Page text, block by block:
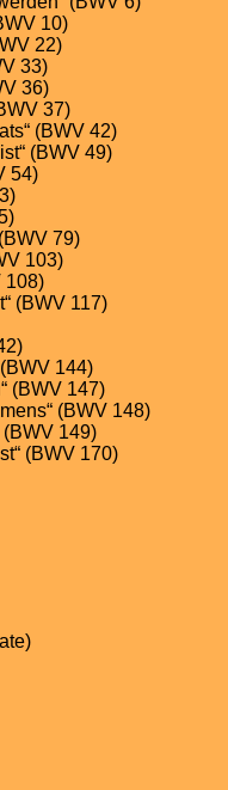
10)
22)
33)
36)
37)
(BWV 42)
(BWV 49)
54)
79)
103)
108)
(BWV 117)
144)
(BWV 147)
(BWV 148)
(BWV 149)
(BWV 170)